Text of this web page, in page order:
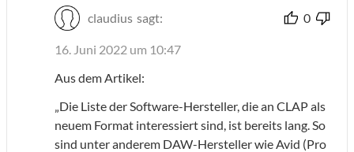
claudius sagt: 0
16. Juni 2022 um 10:47
Aus dem Artikel:
„Die Liste der Software-Hersteller, die an CLAP als
neuem Format interessiert sind, ist bereits lang. So
sind unter anderem DAW-Hersteller wie Avid (Pro